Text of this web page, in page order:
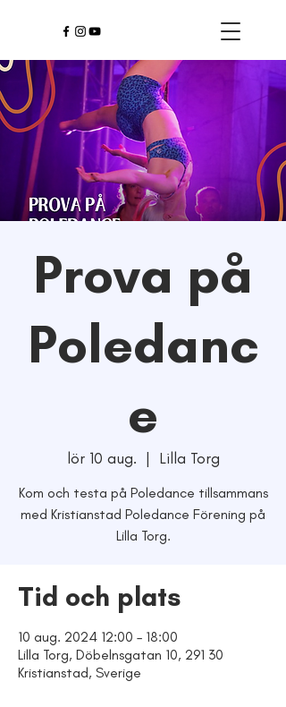
Prova på
Poledanc
e
lör 10 aug.
  |
Lilla Torg
Kom och testa på Poledance tillsammans
med Kristianstad Poledance Förening på
Lilla Torg.
Tid och plats
10 aug. 2024 12:00 – 18:00
Lilla Torg, Döbelnsgatan 10, 291 30
Kristianstad, Sverige